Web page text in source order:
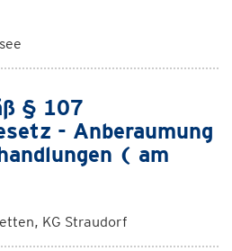
§ 107
- Anberaumung
( am
KG Straudorf